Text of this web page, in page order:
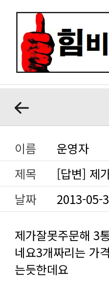
이름
운영자
제목
[답변] 제
날짜
2013-05-
는듯한데요